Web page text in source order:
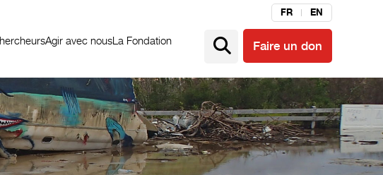
FR EN
Agir avec nousLa Fondation Faire un don